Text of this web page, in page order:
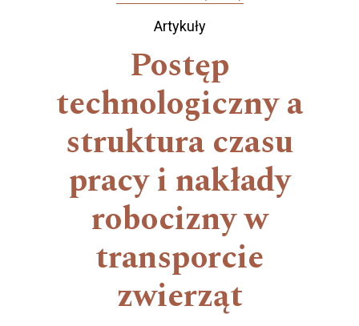
Artykuły
Postęp
technologiczny a
struktura czasu
pracy i nakłady
robocizny w
transporcie
zwierząt